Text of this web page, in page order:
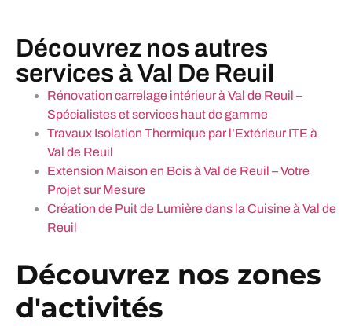
Découvrez nos autres
services à Val De Reuil
Rénovation carrelage intérieur à Val de Reuil –
Spécialistes et services haut de gamme
Travaux Isolation Thermique par l’Extérieur ITE à
Val de Reuil
Extension Maison en Bois à Val de Reuil – Votre
Projet sur Mesure
Création de Puit de Lumière dans la Cuisine à Val de
Reuil
Découvrez nos zones
d'activités